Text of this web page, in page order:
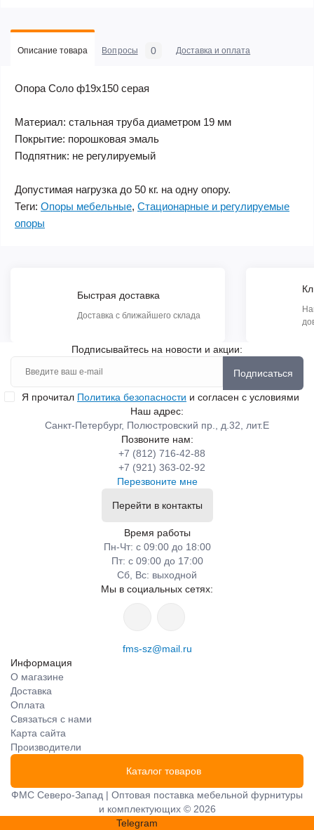
Описание товара Вопросы 0 Доставка и оплата
Опора Соло ф19х150 серая
Материал: стальная труба диаметром 19 мм
Покрытие: порошковая эмаль
Подпятник: не регулируемый
Допустимая нагрузка до 50 кг. на одну опору.
Теги: Опоры мебельные, Стационарные и регулируемые
опоры
Быстрая доставка
Доставка с ближайшего склада
Подписывайтесь на новости и акции:
Подписаться
Я прочитал Политика безопасности и согласен с условиями
Наш адрес:
Санкт-Петербург, Полюстровский пр., д.32, лит.Е
Позвоните нам:
+7 (812) 716-42-88
+7 (921) 363-02-92
Перезвоните мне
Перейти в контакты
Время работы
Пн-Чт: с 09:00 до 18:00
Пт: с 09:00 до 17:00
Сб, Вс: выходной
Мы в социальных сетях:
fms-sz@mail.ru
Информация
О магазине
Доставка
Оплата
Связаться с нами
Карта сайта
Производители
Каталог товаров
ФМС Северо-Запад | Оптовая поставка мебельной фурнитуры
и комплектующих © 2026
Telegram